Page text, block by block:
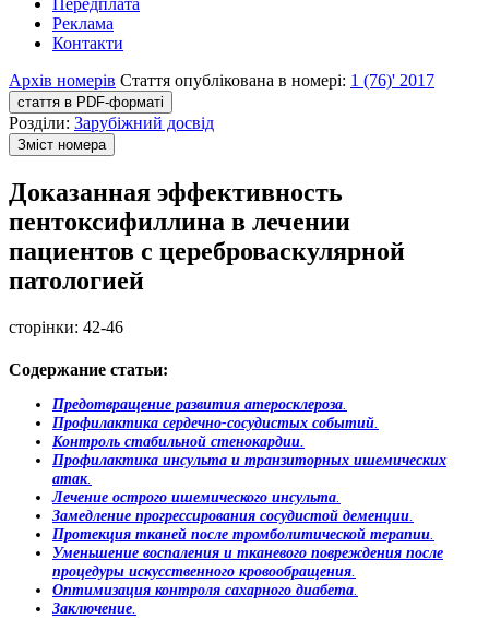
Передплата
Реклама
Контакти
Архів номерів Стаття опублікована в номері: 1 (76)' 2017
стаття в PDF-форматі
Розділи: Зарубіжний досвід
Зміст номера
Доказанная эффективность
пентоксифиллина в лечении
пациентов с цереброваскулярной
патологией
сторінки: 42-46
Содержание статьи:
Предотвращение развития атеросклероза.
Профилактика сердечно-сосудистых событий.
Контроль стабильной стенокардии.
Профилактика инсульта и транзиторных ишемических
атак.
Лечение острого ишемического инсульта.
Замедление прогрессирования сосудистой деменции.
Протекция тканей после тромболитической терапии.
Уменьшение воспаления и тканевого повреждения после
процедуры искусственного кровообращения.
Оптимизация контроля сахарного диабета.
Заключение.